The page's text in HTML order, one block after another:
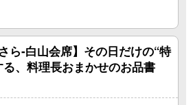
ら‐白山会席】その日だけの“特
る、料理長おまかせのお品書